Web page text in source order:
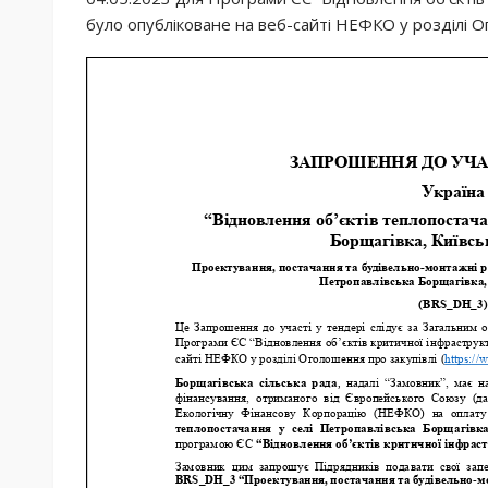
було опубліковане на веб-сайті НЕФКО у розділі